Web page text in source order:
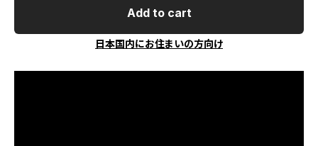
Add to cart
日本国内にお住まいの方向け